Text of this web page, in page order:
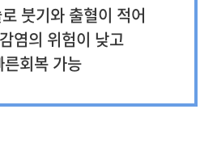
붓기와 출혈이 적어
염의 위험이 낮고
른회복 가능